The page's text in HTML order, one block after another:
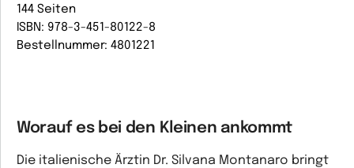
144 Seiten
ISBN: 978-3-451-80122-8
Bestellnummer: 4801221
Worauf es bei den Kleinen ankommt
Die italienische Ärztin Dr. Silvana Montanaro bringt